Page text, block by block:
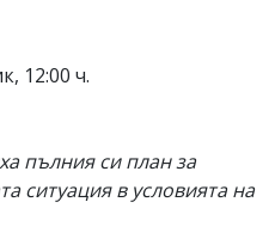
12:00 ч.
пълния си план за
ситуация в условията на